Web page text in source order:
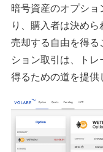
暗号資産のオプシ
り、購入者は決め
売却する自由を得
ション取引は、ト
得るための道を提供